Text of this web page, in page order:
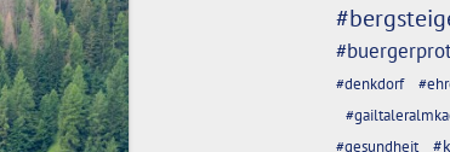
#denkdorf
#gesundheit